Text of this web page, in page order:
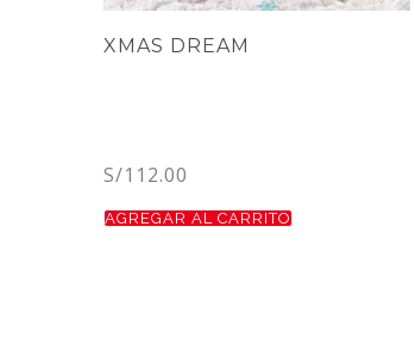
XMAS DREAM
S/112.00
AGREGAR AL CARRITO